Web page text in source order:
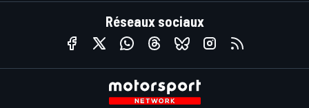
Réseaux sociaux